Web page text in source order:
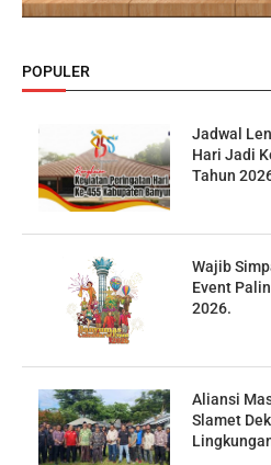
POPULER
Jadwal
Hari Jadi
Tahun
Wajib
Event
2026.
Aliansi
Slamet